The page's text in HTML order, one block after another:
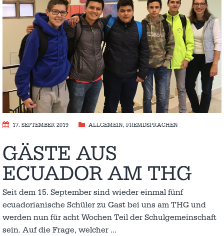
17. SEPTEMBER 2019 ALLGEMEIN, FREMDSPRACHEN
GÄSTE AUS
ECUADOR AM THG
Seit dem 15. September sind wieder einmal fünf
ecuadorianische Schüler zu Gast bei uns am THG und
werden nun für acht Wochen Teil der Schulgemeinschaft
sein. Auf die Frage, welcher …